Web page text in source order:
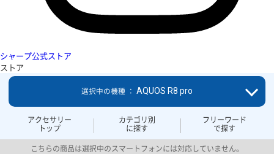
シャープ公式ストア
ストア
アクセサリー
トップ
カテゴリ別
に探す
フリーワード
で探す
選択中の機種 ： AQUOS R8 pro
こちらの商品は選択中のスマートフォンには対応していません。